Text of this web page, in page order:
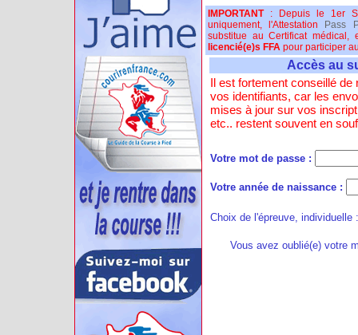
IMPORTANT: Depuis le 1er
uniquement, l'Attestation
Pass
substitue au Certificat
licencié(e)s FFA pour participer
Accès au
Il est fortement conseillé de
vos identifiants, car les
mises à jour sur vos
etc.. restent souvent en
Votre mot de passe :
Votre année de naissance :
Choix de l'épreuve, individuelle
Vous avez oublié(e) votre